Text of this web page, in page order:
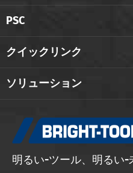
PSC
クイックリンク
ソリューション
明るい-ツール、明るい-